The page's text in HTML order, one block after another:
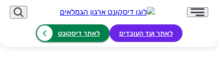
לאתר ועד העובדים לאתר דיסקונט